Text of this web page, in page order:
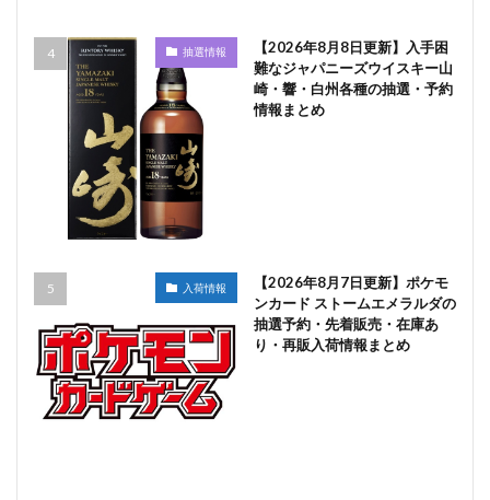
抽選情報
【2026年8月8日更新】入手困
難なジャパニーズウイスキー山
崎・響・白州各種の抽選・予約
情報まとめ
入荷情報
【2026年8月7日更新】ポケモ
ンカード ストームエメラルダの
抽選予約・先着販売・在庫あ
り・再販入荷情報まとめ